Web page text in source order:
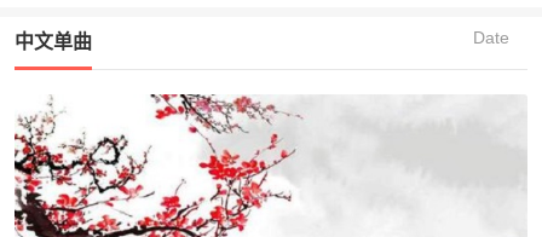
中文单曲 Date